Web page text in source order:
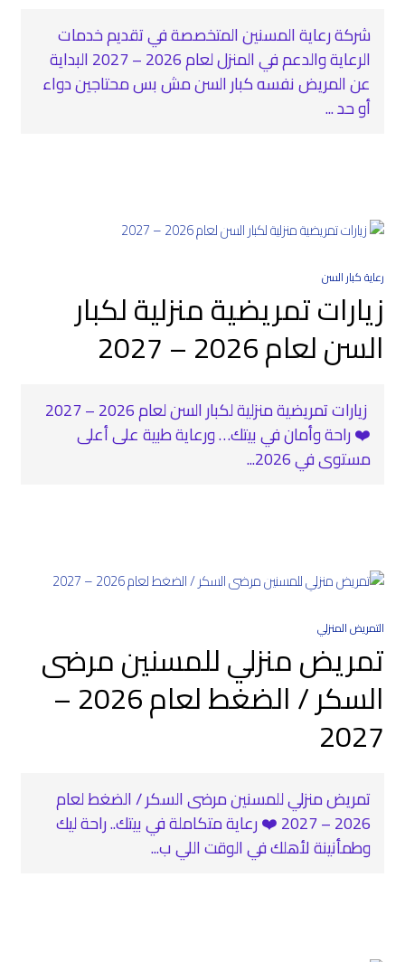
شركة رعاية المسنين المتخصصة في تقديم خدمات
الرعاية والدعم في المنزل لعام 2026 – 2027 البداية
عن المريض نفسه كبار السن مش بس محتاجين دواء
أو حد ...
رعاية كبار السن
زيارات تمريضية منزلية لكبار
السن لعام 2026 – 2027
‍ زيارات تمريضية منزلية لكبار السن لعام 2026 – 2027
❤️‍ راحة وأمان في بيتك… ورعاية طبية على أعلى
مستوى في 2026...
التمريض المنزلي
تمريض منزلي للمسنين مرضى
السكر / الضغط لعام 2026 –
2027
تمريض منزلي للمسنين مرضى السكر / الضغط لعام
2026 – 2027 ❤️‍ رعاية متكاملة في بيتك.. راحة ليك
وطمأنينة لأهلك في الوقت اللي ب...